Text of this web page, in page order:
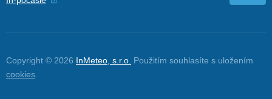
Copyright © 2026 InMeteo, s.r.o. Použitím souhlasíte s uložením
cookies